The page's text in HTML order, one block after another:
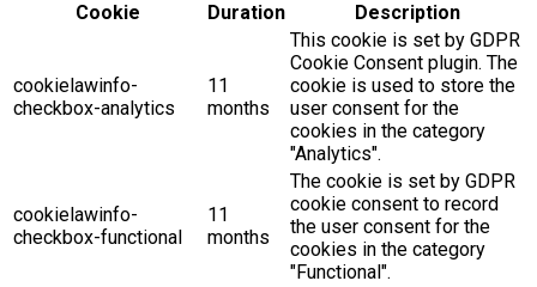
Cookie
Duration Description
cookielawinfo-
checkbox-analytics
11
months
This cookie is set by GDPR
Cookie Consent plugin. The
cookie is used to store the
user consent for the
cookies in the category
"Analytics".
cookielawinfo-
checkbox-functional
11
months
The cookie is set by GDPR
cookie consent to record
the user consent for the
cookies in the category
"Functional".